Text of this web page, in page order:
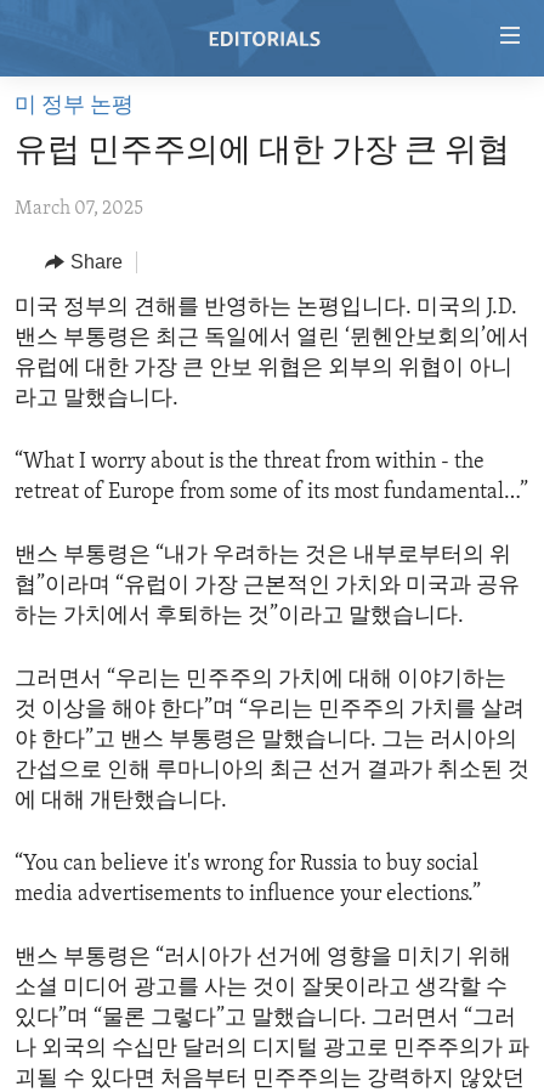
Skip
main
Skip
Navigation
Skip
to
Search
HOME
VIDEO
RADIO
REGIONS
AFRICA
AMERICAS
ASIA
MIDDLE EAST
TOPICS
HUMAN RIGHTS
SECURITY AND DEFENSE
DEMOCRACY AND GOVERNANCE
ENVIRONMENT AND HEALTH
IDEALS AND INSTITUTIONS
ARCHIVE
ABOUT US
FOLLOW US
미 정부 논평
유럽 ​​민주주의에 대한 가장 큰 위협
March 07, 2025
Share
미국 정부의 견해를 반영하는 논평입니다. 미국의 J.D.
밴스 부통령은 최근 독일에서 열린 ‘뮌헨안보회의’에서
유럽에 대한 가장 큰 안보 위협은 외부의 위협이 아니
라고 말했습니다.
“What I worry about is the threat from within - the
retreat of Europe from some of its most fundamental…”
밴스 부통령은 “내가 우려하는 것은 내부로부터의 위
협”이라며 “유럽이 가장 근본적인 가치와 미국과 공유
하는 가치에서 후퇴하는 것”이라고 말했습니다.
그러면서 “우리는 민주주의 가치에 대해 이야기하는
것 이상을 해야 한다”며 “우리는 민주주의 가치를 살려
야 한다”고 밴스 부통령은 말했습니다. 그는 러시아의
간섭으로 인해 루마니아의 최근 선거 결과가 취소된 것
에 대해 개탄했습니다.
“You can believe it's wrong for Russia to buy social
media advertisements to influence your elections.”
밴스 부통령은 “러시아가 선거에 영향을 미치기 위해
소셜 미디어 광고를 사는 것이 잘못이라고 생각할 수
있다”며 “물론 그렇다”고 말했습니다. 그러면서 “그러
나 외국의 수십만 달러의 디지털 광고로 민주주의가 파
괴될 수 있다면 처음부터 민주주의는 강력하지 않았던